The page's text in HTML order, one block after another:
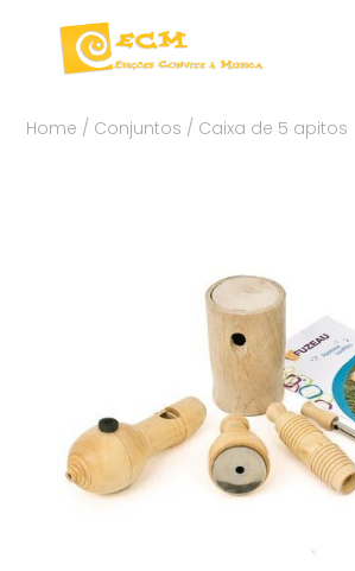
Home / Conjuntos / Caixa de 5 apitos